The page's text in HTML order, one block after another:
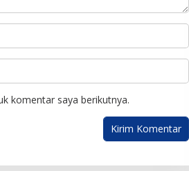
komentar saya berikutnya.